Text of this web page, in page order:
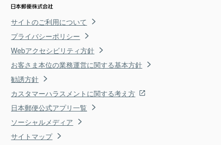
サイトのご利用について
プライバシーポリシー
Webアクセシビリティ方針
お客さま本位の業務運営に関する基本方針
勧誘方針
カスタマーハラスメントに関する考え方
日本郵便公式アプリ一覧
ソーシャルメディア
サイトマップ